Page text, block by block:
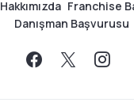
Hakkımızda Franchise
Danışman Başvurusu